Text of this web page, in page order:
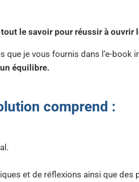
le savoir pour réussir à ouvrir
je vous fournis dans l’e-book
un équilibre.
comprend :
et de réflexions ainsi que